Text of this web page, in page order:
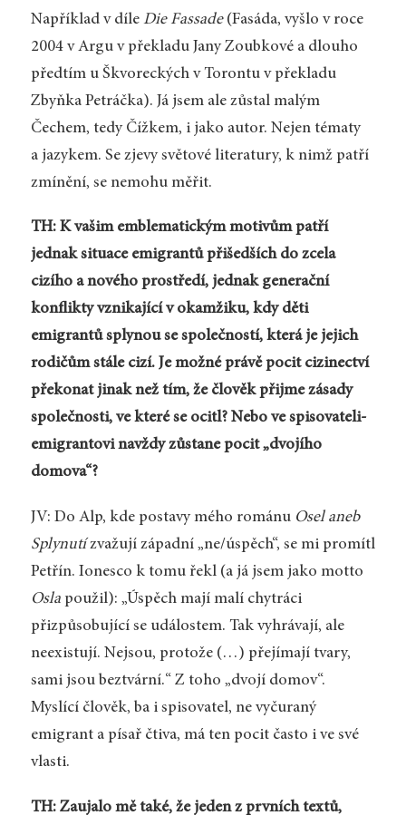
Například v díle Die Fassade(Fasáda, vyšlo v roce
2004 v Argu v překladu Jany Zoubkové a dlouho
předtím u Škvoreckých v Torontu v překladu
Zbyňka Petráčka). Já jsem ale zůstal malým
Čechem, tedy Čížkem, i jako autor. Nejen tématy
a jazykem. Se zjevy světové literatury, k nimž patří
zmínění, se nemohu měřit.
TH: K vašim emblematickým motivům patří
jednak situace emigrantů přišedších do zcela
cizího a nového prostředí, jednak generační
konflikty vznikající v okamžiku, kdy děti
emigrantů splynou se společností, která je jejich
rodičům stále cizí. Je možné právě pocit cizinectví
překonat jinak než tím, že člověk přijme zásady
společnosti, ve které se ocitl? Nebo ve spisovateli-
emigrantovi navždy zůstane pocit „dvojího
domova“?
JV: Do Alp, kde postavy mého románu Osel aneb
Splynutízvažují západní „ne/úspěch“, se mi promítl
Petřín. Ionesco k tomu řekl (a já jsem jako motto
Oslapoužil): „Úspěch mají malí chytráci
přizpůsobující se událostem. Tak vyhrávají, ale
neexistují. Nejsou, protože (…) přejímají tvary,
sami jsou beztvární.“ Z toho „dvojí domov“.
Myslící člověk, ba i spisovatel, ne vyčuraný
emigrant a písař čtiva, má ten pocit často i ve své
vlasti.
TH: Zaujalo mě také, že jeden z prvních textů,